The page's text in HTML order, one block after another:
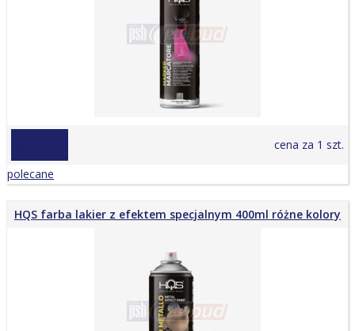
cena za 1 szt.
polecane
HQS farba lakier z efektem specjalnym 400ml różne kolory